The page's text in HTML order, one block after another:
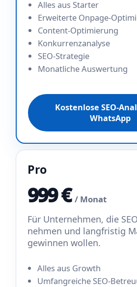
Alles aus Starter
Erweiterte Onpage-
Content-Optimierung
Konkurrenzanalyse
SEO-Strategie
Monatliche Auswertung
Kostenlose SEO-
WhatsApp
Pro
999 €/ Monat
Für Unternehmen, die
nehmen und langfristig
gewinnen wollen.
Alles aus Growth
Umfangreiche SEO-